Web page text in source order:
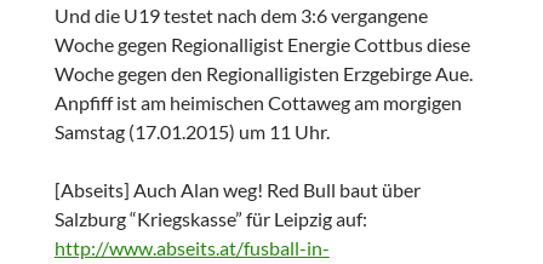
Und die U19 testet nach dem 3:6 vergangene
Woche gegen Regionalligist Energie Cottbus diese
Woche gegen den Regionalligisten Erzgebirge Aue.
Anpfiff ist am heimischen Cottaweg am morgigen
Samstag (17.01.2015) um 11 Uhr.
[Abseits] Auch Alan weg! Red Bull baut über
Salzburg “Kriegskasse” für Leipzig auf:
http://www.abseits.at/fusball-in-